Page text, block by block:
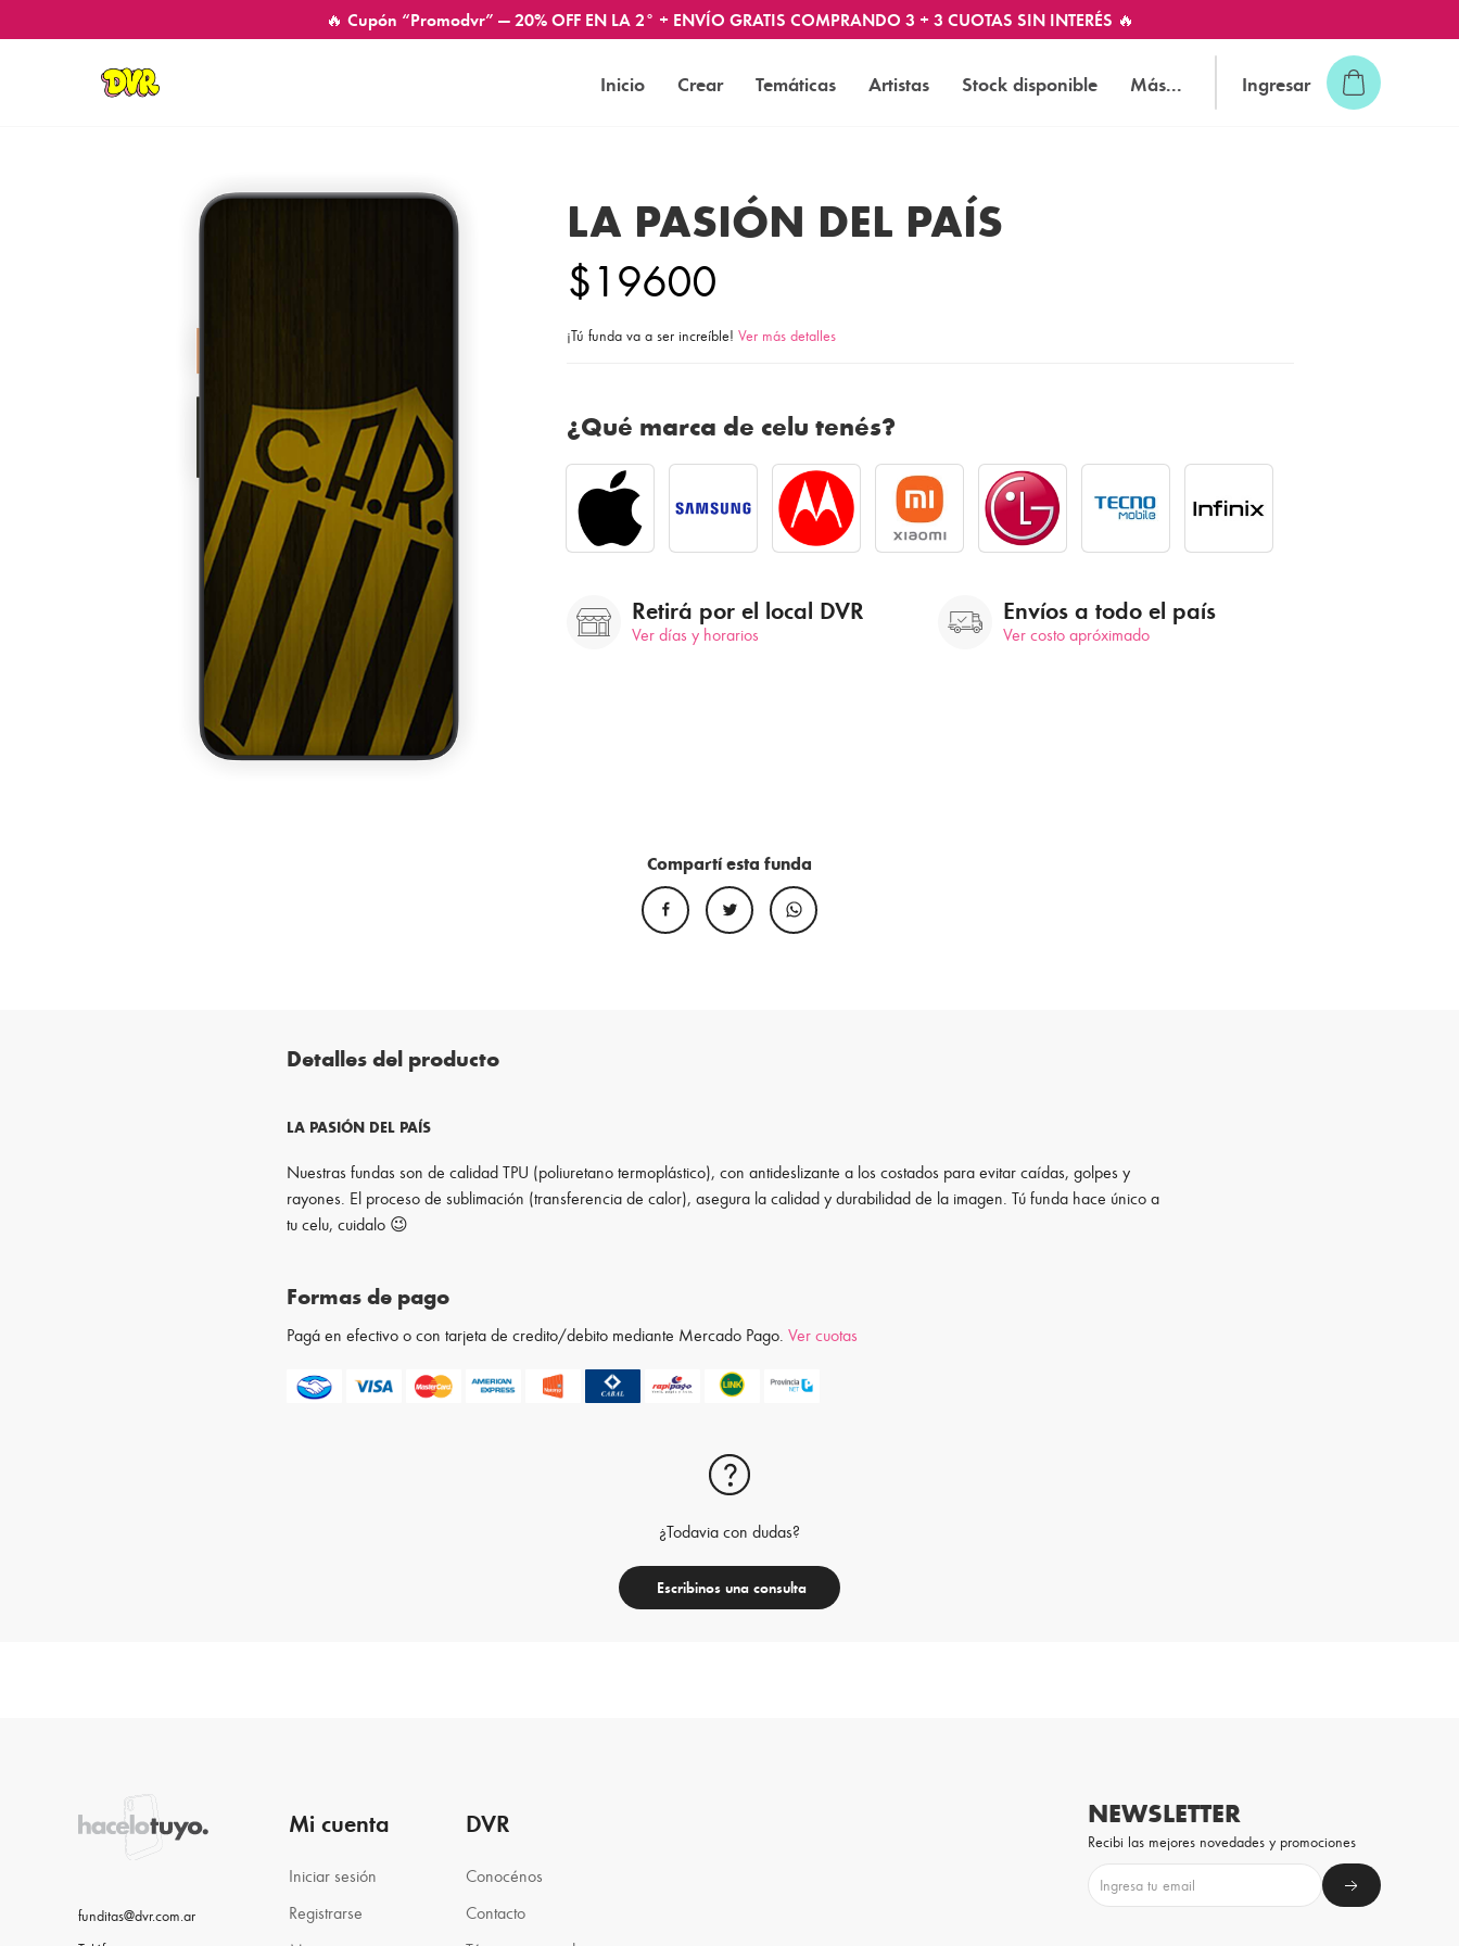
🔥 Cupón “Promodvr” — 20% OFF EN LA 2° + ENVÍO GRATIS COMPRANDO 3 + 3 CUOTAS SIN INTERÉS 🔥
Inicio Crear Temáticas Artistas Stock disponible Más... Ingresar
LA PASIÓN DEL PAÍS
$19600
¡Tú funda va a ser increíble! Ver más detalles
¿Qué marca de celu tenés?
Retirá por el local DVR
Ver días y horarios
Envíos a todo el país
Ver costo apróximado
Compartí esta funda
Detalles del producto
LA PASIÓN DEL PAÍS
Nuestras fundas son de calidad TPU (poliuretano termoplástico), con antideslizante a los costados para evitar caídas, golpes y
rayones. El proceso de sublimación (transferencia de calor), asegura la calidad y durabilidad de la imagen. Tú funda hace único a
tu celu, cuidalo 😉
Formas de pago
Pagá en efectivo o con tarjeta de credito/debito mediante Mercado Pago.Ver cuotas
¿Todavia con dudas?
Escribinos una consulta
funditas@dvr.com.ar
Mi cuenta
Iniciar sesión
Registrarse
DVR
Conocénos
Contacto
NEWSLETTER
Recibi las mejores novedades y promociones